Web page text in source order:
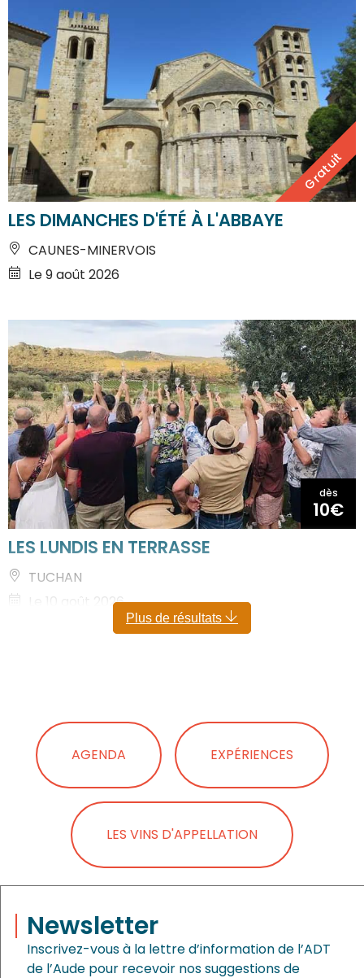
Gratuit
LES DIMANCHES D'ÉTÉ À L'ABBAYE
CAUNES-MINERVOIS
Le 9 août 2026
dès
10€
LES LUNDIS EN TERRASSE
TUCHAN
Le 10 août 2026
Plus de résultats
AGENDA EXPÉRIENCES
LES VINS D'APPELLATION
Newsletter
Inscrivez-vous à la lettre d’information de l’ADT
de l’Aude pour recevoir nos suggestions de